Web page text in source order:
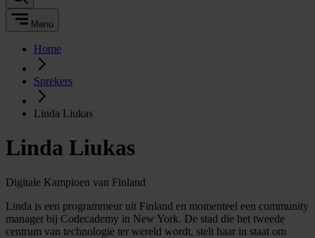
Menu
Home
Sprekers
Linda Liukas
Linda Liukas
Digitale Kampioen van Finland
Linda is een programmeur uit Finland en momenteel een community
manager bij Codecademy in New York. De stad die het tweede
centrum van technologie ter wereld wordt, stelt haar in staat om